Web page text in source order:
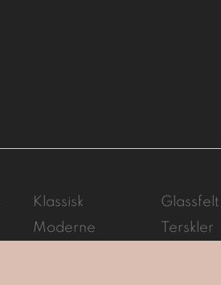
Klassisk
Moderne
Glassfelt
Terskler